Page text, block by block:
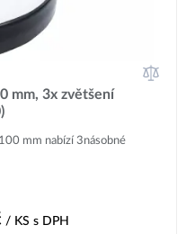
mm, 3x zvětšení
mm nabízí 3násobné
/ KS s DPH